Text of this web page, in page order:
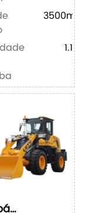
3500mm
1.1m³